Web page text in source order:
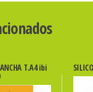
T.A4 ibi